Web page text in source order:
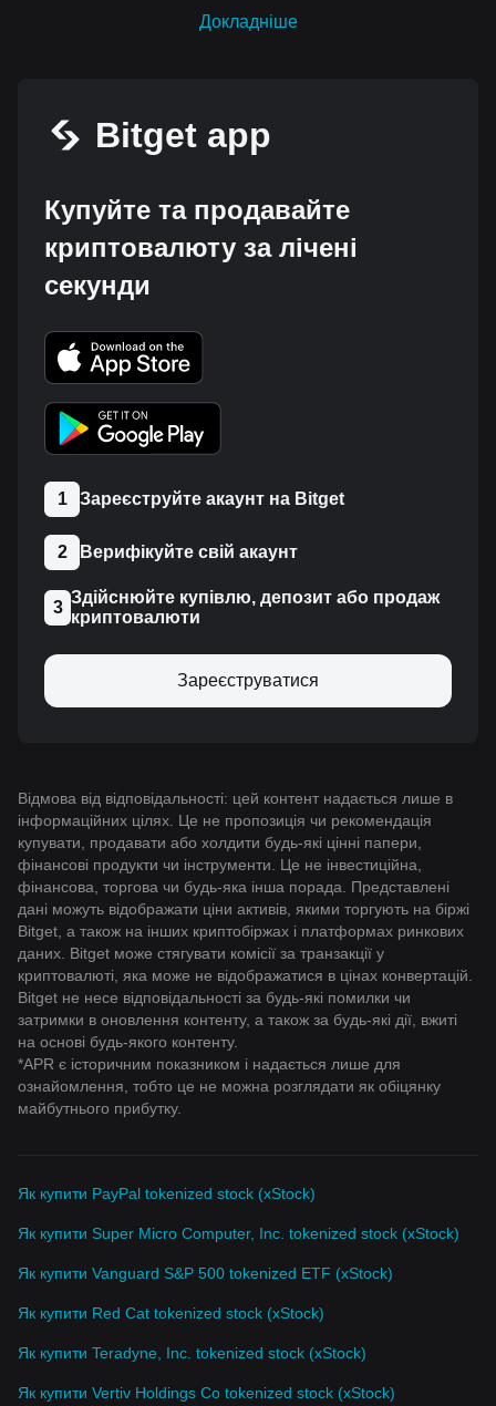
Докладніше
Bitget app
Купуйте та продавайте
криптовалюту за лічені
секунди
1 Зареєструйте акаунт на Bitget
2 Верифікуйте свій акаунт
3
Здійснюйте купівлю, депозит або продаж
криптовалюти
Зареєструватися
Відмова від відповідальності: цей контент надається лише в
інформаційних цілях. Це не пропозиція чи рекомендація
купувати, продавати або холдити будь-які цінні папери,
фінансові продукти чи інструменти. Це не інвестиційна,
фінансова, торгова чи будь-яка інша порада. Представлені
дані можуть відображати ціни активів, якими торгують на біржі
Bitget, а також на інших криптобіржах і платформах ринкових
даних. Bitget може стягувати комісії за транзакції у
криптовалюті, яка може не відображатися в цінах конвертацій.
Bitget не несе відповідальності за будь-які помилки чи
затримки в оновлення контенту, а також за будь-які дії, вжиті
на основі будь-якого контенту.
*APR є історичним показником і надається лише для
ознайомлення, тобто це не можна розглядати як обіцянку
майбутнього прибутку.
Як купити PayPal tokenized stock (xStock)
Як купити Super Micro Computer, Inc. tokenized stock (xStock)
Як купити Vanguard S&P 500 tokenized ETF (xStock)
Як купити Red Cat tokenized stock (xStock)
Як купити Teradyne, Inc. tokenized stock (xStock)
Як купити Vertiv Holdings Co tokenized stock (xStock)